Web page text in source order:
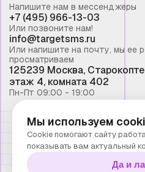
Напишите нам в мессенджеры
+7 (495) 966-13-03
Или позвоните нам!
info@targetsms.ru
Или напишите на почту, мы ее
просматриваем
125239 Москва,
этаж 4, комната 402
Пн-Пт 09:00 - 19:00
Смс
Запрещено копирование
письменного
Политика
Мы используем
Cookie помогают сайту
показывать вам актуальный
Да и